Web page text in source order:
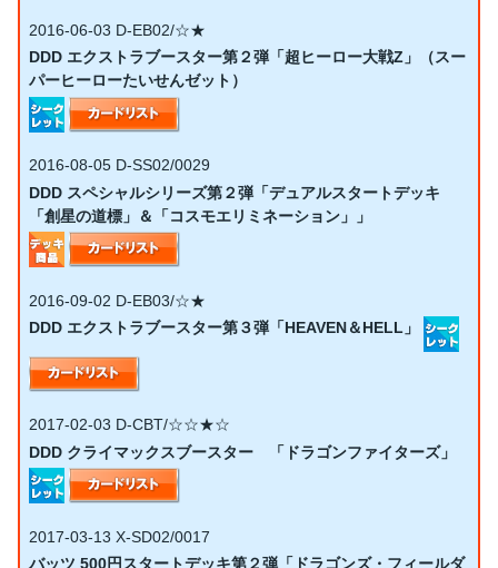
2016-06-03 D-EB02/☆★
DDD エクストラブースター第２弾「超ヒーロー大戦Z」（スー
パーヒーローたいせんゼット）
2016-08-05 D-SS02/0029
DDD スペシャルシリーズ第２弾「デュアルスタートデッキ
「創星の道標」＆「コスモエリミネーション」」
2016-09-02 D-EB03/☆★
DDD エクストラブースター第３弾「HEAVEN＆HELL」
2017-02-03 D-CBT/☆☆★☆
DDD クライマックスブースター 「ドラゴンファイターズ」
2017-03-13 X-SD02/0017
バッツ 500円スタートデッキ第２弾「ドラゴンズ・フィールダ